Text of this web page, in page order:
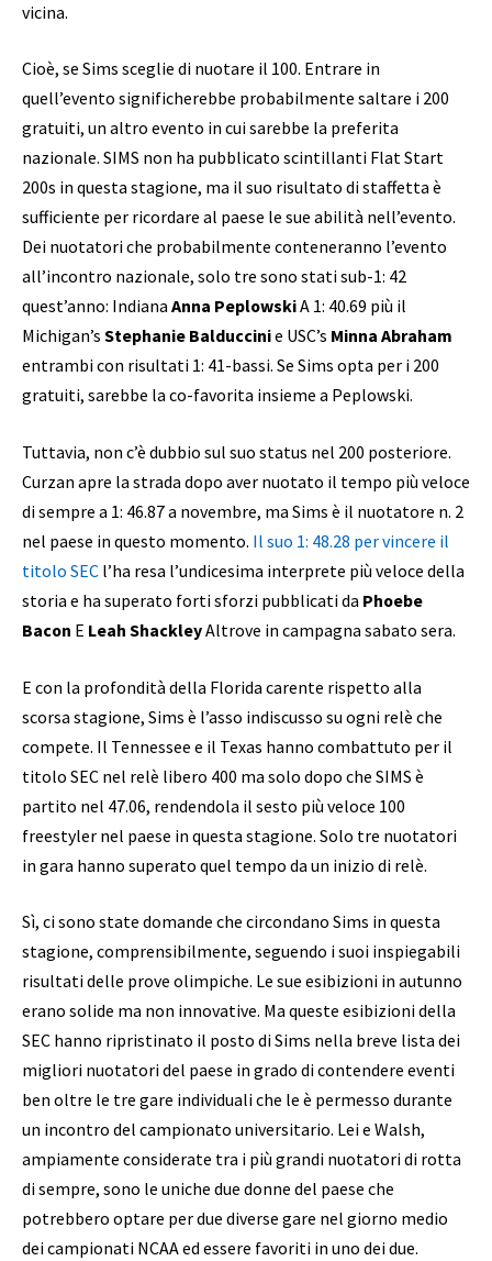
vicina.
Cioè, se Sims sceglie di nuotare il 100. Entrare in
quell’evento significherebbe probabilmente saltare i 200
gratuiti, un altro evento in cui sarebbe la preferita
nazionale. SIMS non ha pubblicato scintillanti Flat Start
200s in questa stagione, ma il suo risultato di staffetta è
sufficiente per ricordare al paese le sue abilità nell’evento.
Dei nuotatori che probabilmente conteneranno l’evento
all’incontro nazionale, solo tre sono stati sub-1: 42
quest’anno: Indiana Anna PeplowskiA 1: 40.69 più il
Michigan’s Stephanie Balduccinie USC’s Minna Abraham
entrambi con risultati 1: 41-bassi. Se Sims opta per i 200
gratuiti, sarebbe la co-favorita insieme a Peplowski.
Tuttavia, non c’è dubbio sul suo status nel 200 posteriore.
Curzan apre la strada dopo aver nuotato il tempo più veloce
di sempre a 1: 46.87 a novembre, ma Sims è il nuotatore n. 2
nel paese in questo momento. Il suo 1: 48.28 per vincere il
titolo SEC l’ha resa l’undicesima interprete più veloce della
storia e ha superato forti sforzi pubblicati da Phoebe
Bacon E Leah ShackleyAltrove in campagna sabato sera.
E con la profondità della Florida carente rispetto alla
scorsa stagione, Sims è l’asso indiscusso su ogni relè che
compete. Il Tennessee e il Texas hanno combattuto per il
titolo SEC nel relè libero 400 ma solo dopo che SIMS è
partito nel 47.06, rendendola il sesto più veloce 100
freestyler nel paese in questa stagione. Solo tre nuotatori
in gara hanno superato quel tempo da un inizio di relè.
Sì, ci sono state domande che circondano Sims in questa
stagione, comprensibilmente, seguendo i suoi inspiegabili
risultati delle prove olimpiche. Le sue esibizioni in autunno
erano solide ma non innovative. Ma queste esibizioni della
SEC hanno ripristinato il posto di Sims nella breve lista dei
migliori nuotatori del paese in grado di contendere eventi
ben oltre le tre gare individuali che le è permesso durante
un incontro del campionato universitario. Lei e Walsh,
ampiamente considerate tra i più grandi nuotatori di rotta
di sempre, sono le uniche due donne del paese che
potrebbero optare per due diverse gare nel giorno medio
dei campionati NCAA ed essere favoriti in uno dei due.